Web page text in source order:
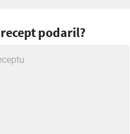
podaril?